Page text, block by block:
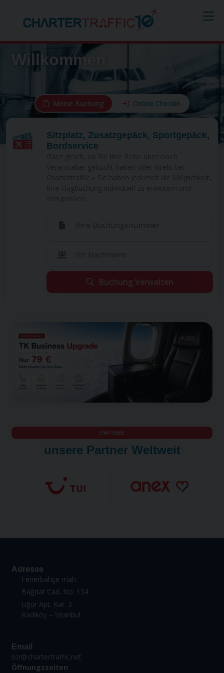
Willkommen
Meine Buchung Online Checkin
Sitzplatz, Zusatzgepäck, Sportgepäck,
Bordservice
Buchung Verwalten
Wenn Sie sicher sind, dass Sie alle Informationen
korrekt eingegeben haben, hat Ihr
Reiseveranstalter diesen Flug möglicherweise über
einen anderen Vertriebskanal durchgeführt. Bitte
wenden Sie sich an Ihren Reiseveranstalter.
eingegeben haben, hat Ihr Reiseveranstalter diesen Flug
möglicherweise über einen anderen Vertriebskanal
durchgeführt. Bitte wenden Sie sich an Ihren Reiseveranstalter.
PARTNER
unsere Partner Weltweit
Adresse
Fenerbahçe mah.
Bağdat Cad. No: 154
Uğur Apt. Kat: 3
Kadıköy – İstanbul
Email
ssr@chartertraffic.net
Öffnungszeiten